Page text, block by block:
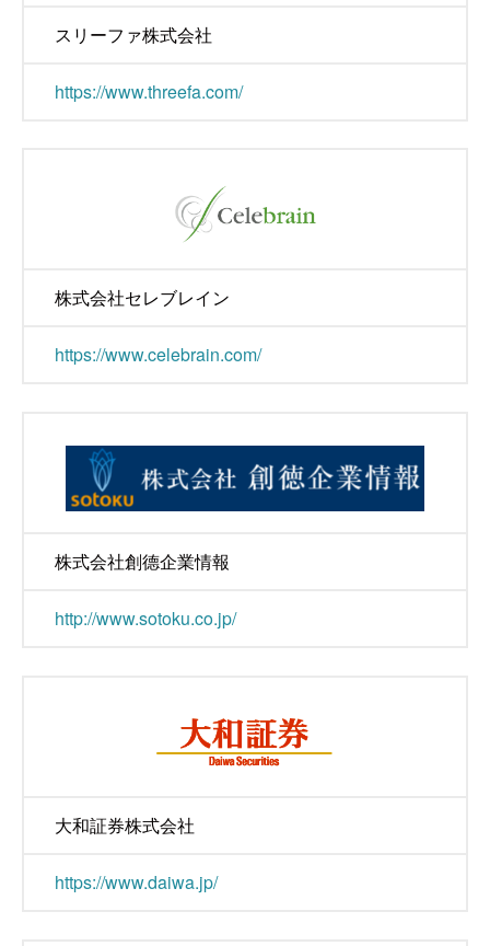
スリーファ株式会社
https://www.threefa.com/
株式会社セレブレイン
https://www.celebrain.com/
株式会社創德企業情報
http://www.sotoku.co.jp/
大和証券株式会社
https://www.daiwa.jp/